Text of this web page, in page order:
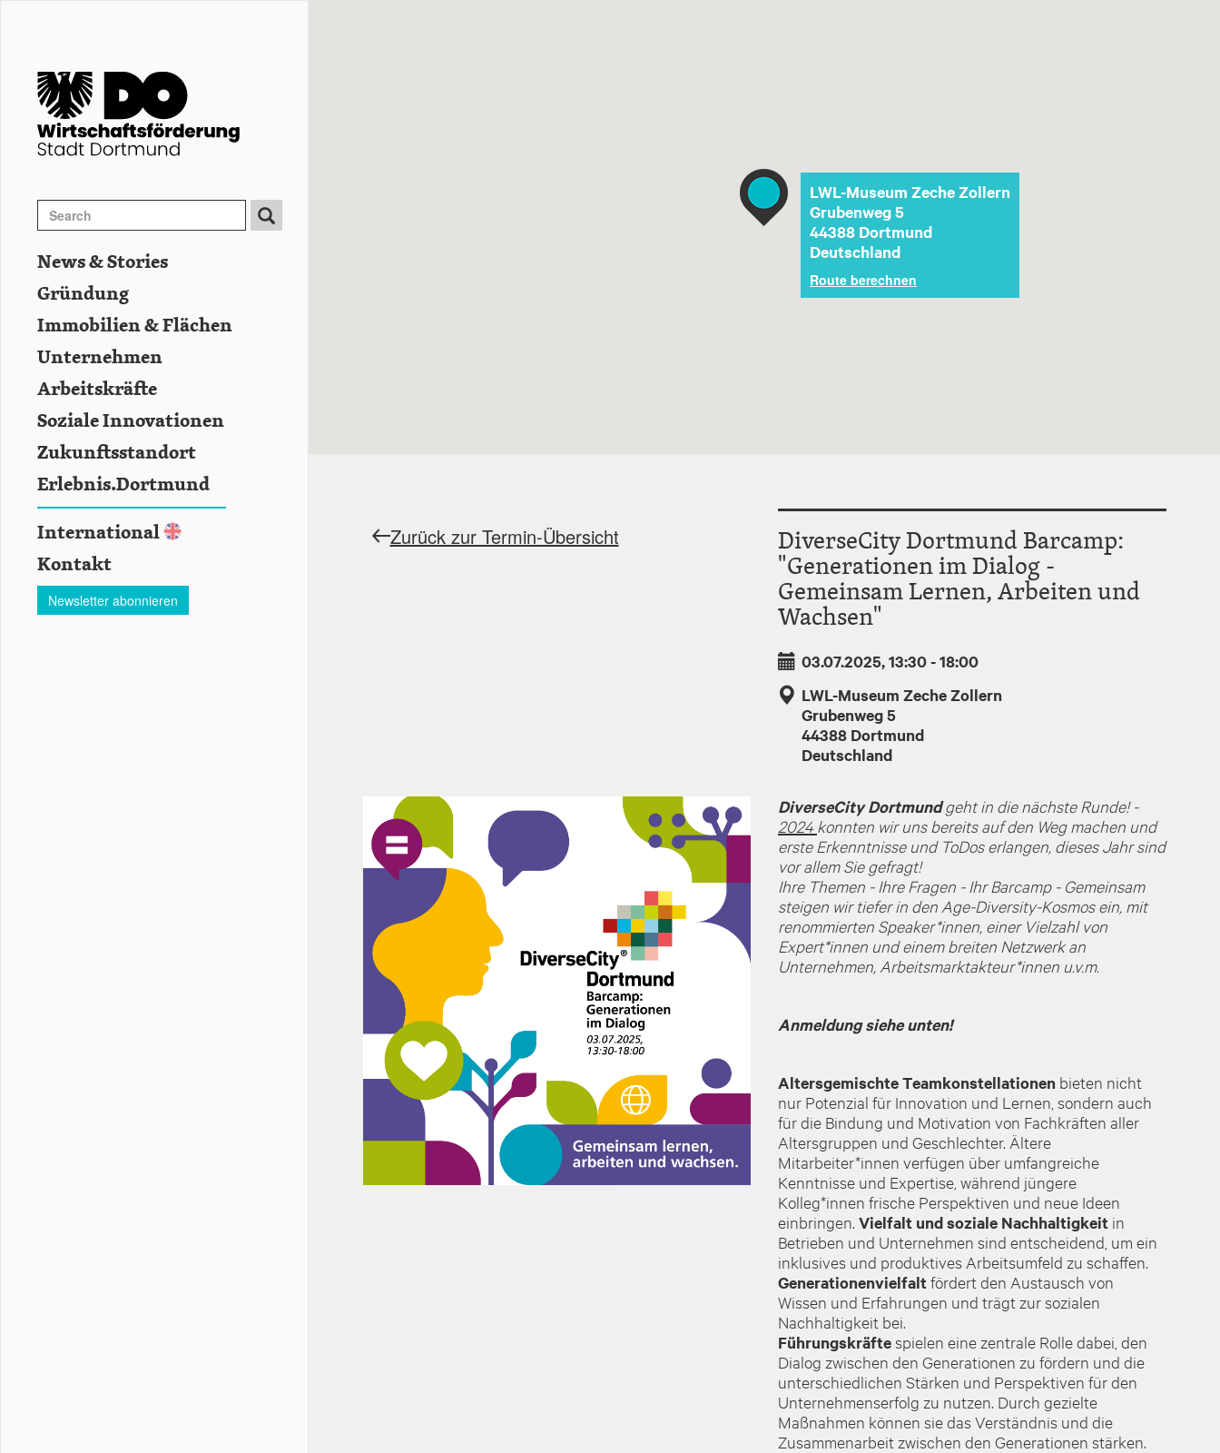
Suche
Search Search
Hauptnavigation
News & Stories
Gründung
Immobilien & Flächen
Unternehmen
Arbeitskräfte
Soziale Innovationen
Zukunftsstandort
Erlebnis.Dortmund
International
Kontakt
Newsletter abonnieren
LWL-Museum Zeche Zollern
Grubenweg 5
44388 Dortmund
Deutschland
Route berechnen
Zurück zur Termin-Übersicht DiverseCity Dortmund Barcamp:
"Generationen im Dialog -
Gemeinsam Lernen, Arbeiten und
Wachsen"
03.07.2025, 13:30-18:00
LWL-Museum Zeche Zollern
Grubenweg 5
44388 Dortmund
Deutschland
DiverseCity Dortmundgeht in die nächste Runde! -
2024konnten wir uns bereits auf den Weg machen und
erste Erkenntnisse und ToDos erlangen, dieses Jahr sind
vor allem Sie gefragt!
Ihre Themen - Ihre Fragen - Ihr Barcamp - Gemeinsam
steigen wir tiefer in den Age-Diversity-Kosmos ein, mit
renommierten Speaker*innen, einer Vielzahl von
Expert*innen und einem breiten Netzwerk an
Unternehmen, Arbeitsmarktakteur*innen u.v.m.
Anmeldung siehe unten!
Altersgemischte Teamkonstellationen bieten nicht
nur Potenzial für Innovation und Lernen, sondern auch
für die Bindung und Motivation von Fachkräften aller
Altersgruppen und Geschlechter. Ältere
Mitarbeiter*innen verfügen über umfangreiche
Kenntnisse und Expertise, während jüngere
Kolleg*innen frische Perspektiven und neue Ideen
einbringen. Vielfalt und soziale Nachhaltigkeit in
Betrieben und Unternehmen sind entscheidend, um ein
inklusives und produktives Arbeitsumfeld zu schaffen.
Generationenvielfaltfördert den Austausch von
Wissen und Erfahrungen und trägt zur sozialen
Nachhaltigkeit bei.
Führungskräftespielen eine zentrale Rolle dabei, den
Dialog zwischen den Generationen zu fördern und die
unterschiedlichen Stärken und Perspektiven für den
Unternehmenserfolg zu nutzen. Durch gezielte
Maßnahmen können sie das Verständnis und die
Zusammenarbeit zwischen den Generationen stärken.